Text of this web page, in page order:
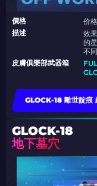
價格
价
描述
效
的
不同
皮膚俱樂部武器箱
GLOCK-18 離世靛痕
GLOCK-18
地下墓穴